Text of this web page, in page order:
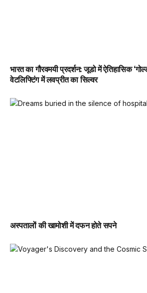
भारत का गौरवमयी प्रदर्शन: जूडो में ऐतिहासिक
वेटलिफ्टिंग में लवप्रीत का सिल्वर
अस्पतालों की खामोशी में दफन होते सपने